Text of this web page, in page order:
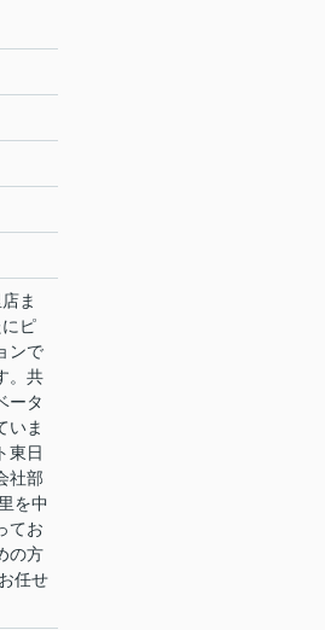
ま
ピ
ンで
。共
ータ
いま
東日
社部
を中
てお
の方
任せ